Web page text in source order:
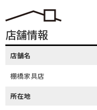
店舗情報
店舗名
棚橋家具店
所在地